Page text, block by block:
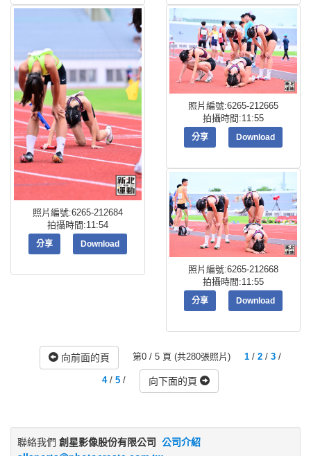
照片編號:6265-212684
拍攝時間:11:54
分享 Download
照片編號:6265-212665
拍攝時間:11:55
分享 Download
照片編號:6265-212668
拍攝時間:11:55
分享 Download
向前面的頁 第0 / 5 頁 (共280張照片) 1/ 2/ 3/
4/ 5/ 向下面的頁
聯絡我們 創星影像股份有限公司 公司介紹